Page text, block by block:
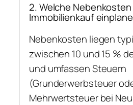
2. Welche
Immobilienkauf
Nebenkosten liegen
zwischen 10 und 15 %
und umfassen Steuern
(Grunderwerbsteuer
Mehrwertsteuer bei